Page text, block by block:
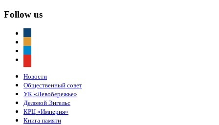
Follow us
Новости
Общественный совет
УК «Левобережье»
Деловой Энгельс
КРЦ «Империя»
Книга памяти